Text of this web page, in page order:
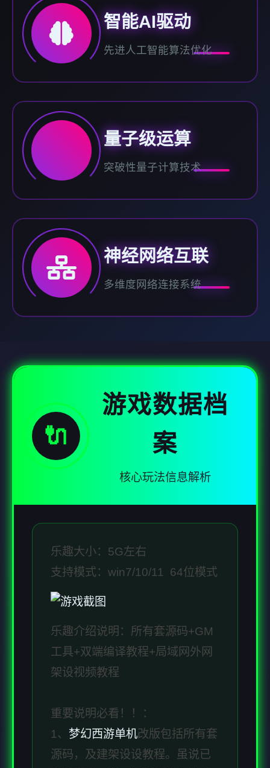
智能AI驱动
先进人工智能算法优化
量子级运算
突破性量子计算技术
神经网络互联
多维度网络连接系统
🔌
游戏数据档
案
核心玩法信息解析
乐趣大小：5G左右
支持模式：win7/10/11 64位模式
乐趣介绍说明：所有套源码+GM
工具+双端编译教程+局域网外网
架设视频教程
重要说明必看！！：
1、 梦幻西游单机改版包括所有套
源码，及建架设设教程。虽说已